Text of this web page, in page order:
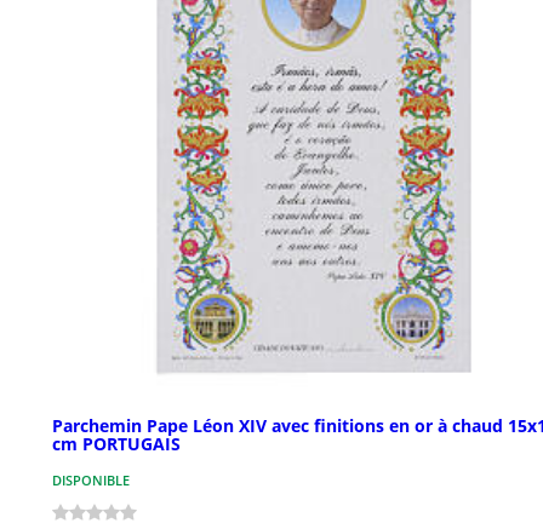
Parchemin Pape Léon XIV avec finitions en or à chaud
cm PORTUGAIS
DISPONIBLE